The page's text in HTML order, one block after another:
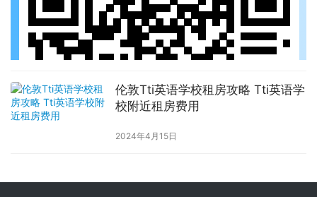
伦敦Tti英语学校租房攻略 Tti英语学
校附近租房费用
2024年4月15日